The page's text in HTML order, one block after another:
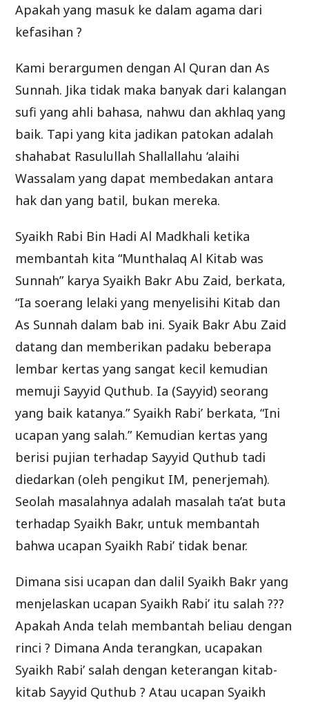
Apakah yang masuk ke dalam agama dari
kefasihan ?
Kami berargumen dengan Al Quran dan As
Sunnah. Jika tidak maka banyak dari kalangan
sufi yang ahli bahasa, nahwu dan akhlaq yang
baik. Tapi yang kita jadikan patokan adalah
shahabat Rasulullah Shallallahu ‘alaihi
Wassalam yang dapat membedakan antara
hak dan yang batil, bukan mereka.
Syaikh Rabi Bin Hadi Al Madkhali ketika
membantah kita “Munthalaq Al Kitab was
Sunnah” karya Syaikh Bakr Abu Zaid, berkata,
“Ia soerang lelaki yang menyelisihi Kitab dan
As Sunnah dalam bab ini. Syaik Bakr Abu Zaid
datang dan memberikan padaku beberapa
lembar kertas yang sangat kecil kemudian
memuji Sayyid Quthub. Ia (Sayyid) seorang
yang baik katanya.” Syaikh Rabi’ berkata, “Ini
ucapan yang salah.” Kemudian kertas yang
berisi pujian terhadap Sayyid Quthub tadi
diedarkan (oleh pengikut IM, penerjemah).
Seolah masalahnya adalah masalah ta’at buta
terhadap Syaikh Bakr, untuk membantah
bahwa ucapan Syaikh Rabi’ tidak benar.
Dimana sisi ucapan dan dalil Syaikh Bakr yang
menjelaskan ucapan Syaikh Rabi’ itu salah ???
Apakah Anda telah membantah beliau dengan
rinci ? Dimana Anda terangkan, ucapakan
Syaikh Rabi’ salah dengan keterangan kitab-
kitab Sayyid Quthub ? Atau ucapan Syaikh